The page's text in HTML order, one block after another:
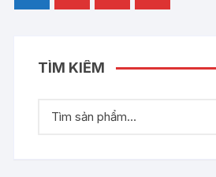
TÌM KIẾM